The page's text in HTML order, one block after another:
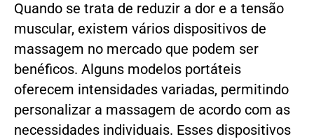
Quando se trata de reduzir a dor e a tensão
muscular, existem vários dispositivos de
massagem no mercado que podem ser
benéficos. Alguns modelos portáteis
oferecem intensidades variadas, permitindo
personalizar a massagem de acordo com as
necessidades individuais. Esses dispositivos